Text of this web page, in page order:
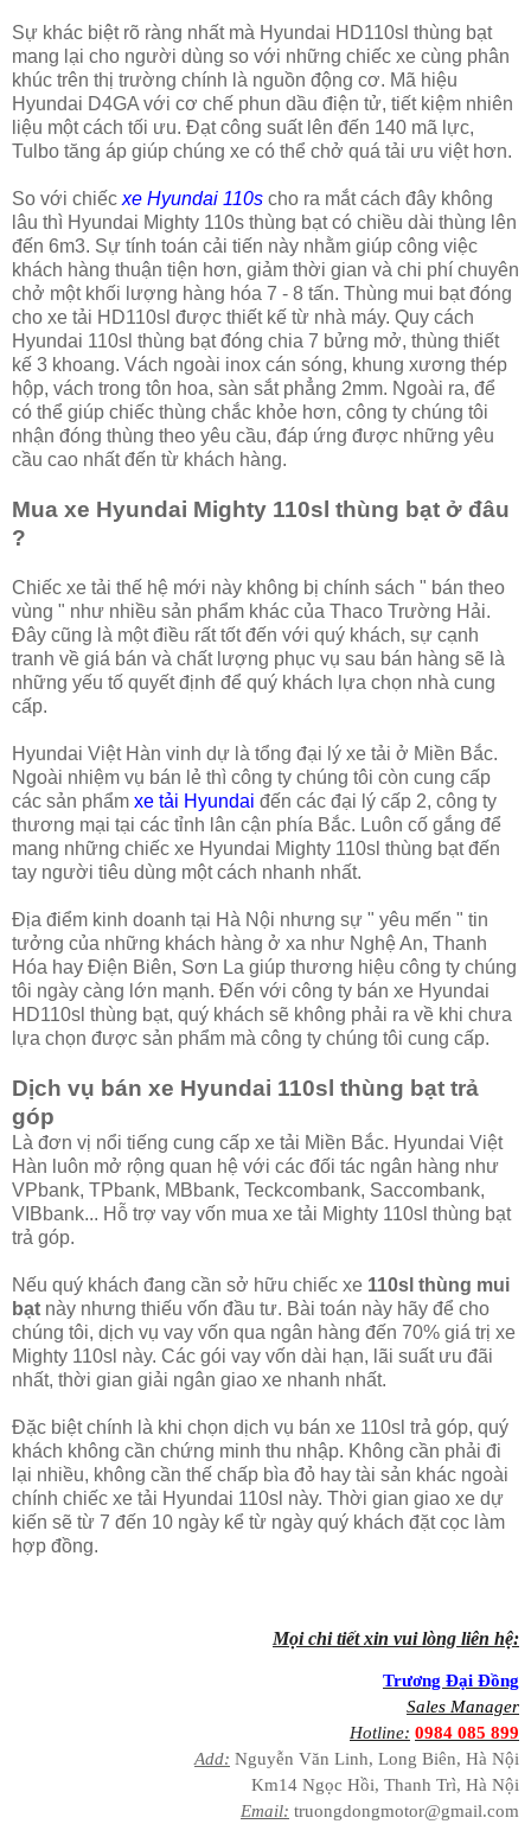
Sự khác biệt rõ ràng nhất mà Hyundai HD110sl thùng bạt
mang lại cho người dùng so với những chiếc xe cùng phân
khúc trên thị trường chính là nguồn động cơ. Mã hiệu
Hyundai D4GA với cơ chế phun dầu điện tử, tiết kiệm nhiên
liệu một cách tối ưu. Đạt công suất lên đến 140 mã lực,
Tulbo tăng áp giúp chúng xe có thể chở quá tải ưu việt hơn.
So với chiếcxe Hyundai 110s cho ra mắt cách đây không
lâu thì Hyundai Mighty 110s thùng bạt có chiều dài thùng lên
đến 6m3. Sự tính toán cải tiến này nhằm giúp công việc
khách hàng thuận tiện hơn, giảm thời gian và chi phí chuyên
chở một khối lượng hàng hóa 7 - 8 tấn. Thùng mui bạt đóng
cho xe tải HD110sl được thiết kế từ nhà máy. Quy cách
Hyundai 110sl thùng bạt đóng chia 7 bửng mở, thùng thiết
kế 3 khoang. Vách ngoài inox cán sóng, khung xương thép
hộp, vách trong tôn hoa, sàn sắt phẳng 2mm. Ngoài ra, để
có thể giúp chiếc thùng chắc khỏe hơn, công ty chúng tôi
nhận đóng thùng theo yêu cầu, đáp ứng được những yêu
cầu cao nhất đến từ khách hàng.
Mua xe Hyundai Mighty 110sl thùng bạt ở đâu
?
Chiếc xe tải thế hệ mới này không bị chính sách " bán theo
vùng " như nhiều sản phẩm khác của Thaco Trường Hải.
Đây cũng là một điều rất tốt đến với quý khách, sự cạnh
tranh về giá bán và chất lượng phục vụ sau bán hàng sẽ là
những yếu tố quyết định để quý khách lựa chọn nhà cung
cấp.
Hyundai Việt Hàn vinh dự là tổng đại lý xe tải ở Miền Bắc.
Ngoài nhiệm vụ bán lẻ thì công ty chúng tôi còn cung cấp
các sản phẩm xe tải Hyundai đến các đại lý cấp 2, công ty
thương mại tại các tỉnh lân cận phía Bắc. Luôn cố gắng để
mang những chiếc xe Hyundai Mighty 110sl thùng bạt đến
tay người tiêu dùng một cách nhanh nhất.
Địa điểm kinh doanh tại Hà Nội nhưng sự " yêu mến " tin
tưởng của những khách hàng ở xa như Nghệ An, Thanh
Hóa hay Điện Biên, Sơn La giúp thương hiệu công ty chúng
tôi ngày càng lớn mạnh. Đến với công ty bán xe Hyundai
HD110sl thùng bạt, quý khách sẽ không phải ra về khi chưa
lựa chọn được sản phẩm mà công ty chúng tôi cung cấp.
Dịch vụ bán xe Hyundai 110sl thùng bạt trả
góp
Là đơn vị nổi tiếng cung cấp xe tải Miền Bắc. Hyundai Việt
Hàn luôn mở rộng quan hệ với các đối tác ngân hàng như
VPbank, TPbank, MBbank, Teckcombank, Saccombank,
VIBbank... Hỗ trợ vay vốn mua xe tải Mighty 110sl thùng bạt
trả góp.
Nếu quý khách đang cần sở hữu chiếc xe 110sl thùng mui
bạt này nhưng thiếu vốn đầu tư. Bài toán này hãy để cho
chúng tôi, dịch vụ vay vốn qua ngân hàng đến 70% giá trị xe
Mighty 110sl này. Các gói vay vốn dài hạn, lãi suất ưu đãi
nhất, thời gian giải ngân giao xe nhanh nhất.
Đặc biệt chính là khi chọn dịch vụ bán xe 110sl trả góp, quý
khách không cần chứng minh thu nhập. Không cần phải đi
lại nhiều, không cần thế chấp bìa đỏ hay tài sản khác ngoài
chính chiếc xe tải Hyundai 110sl này. Thời gian giao xe dự
kiến sẽ từ 7 đến 10 ngày kể từ ngày quý khách đặt cọc làm
hợp đồng.
Mọi chi tiết xin vui lòng liên hệ:
Trương Đại Đồng
Sales Manager
Hotline: 0984 085 899
Add: Nguyễn Văn Linh, Long Biên, Hà Nội
Km14 Ngọc Hồi, Thanh Trì, Hà Nội
Email: truongdongmotor@gmail.com